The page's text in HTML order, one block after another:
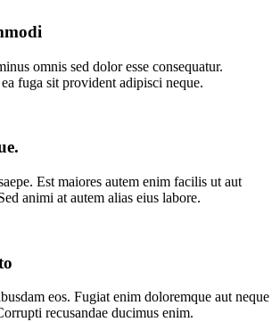
omnis sed dolor esse consequatur.
fuga sit provident adipisci neque.
Est maiores autem enim facilis ut aut
animi at autem alias eius labore.
eos. Fugiat enim doloremque aut neque
recusandae ducimus enim.